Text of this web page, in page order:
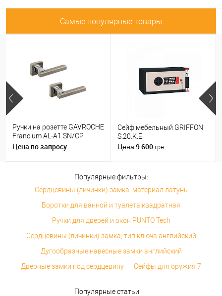
Самые популярные товары
Ручки на розетте GAVROCHE
Francium AL-A1 SN/CP
никель/хром
Цена по запросу
Сейф мебельный GRIFFON
S.20.K.E
Цена 9 600 грн.
Популярные фильтры:
Сердцевины (личинки) замка, материал латунь
Воротки для ванной и туалета квадратная
Ручки для дверей и окон PUNTO Tech
Сердцевины (личинки) замка, тип ключа английский
Дугообразные навесные замки английский
Дверные замки под сердцевину
Сейфы для оружия 7
Популярные статьи: